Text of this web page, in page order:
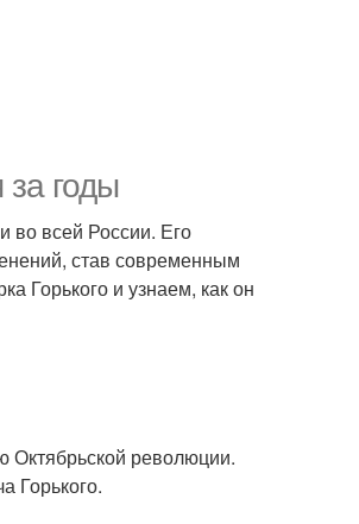
за годы
во всей России. Его
став современным
Горького и узнаем, как он
Октябрьской революции.
Горького.